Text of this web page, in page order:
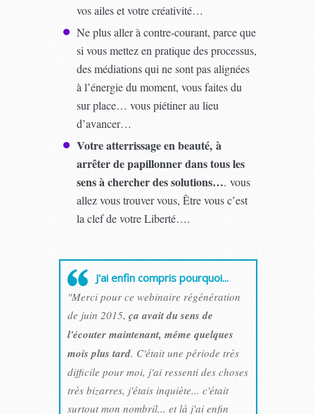
vos ailes et votre créativité…
Ne plus aller à contre-courant, parce que
si vous mettez en pratique des processus,
des médiations qui ne sont pas alignées
à l’énergie du moment, vous faites du
sur place… vous piétiner au lieu
d’avancer…
Votre atterrissage en beauté, à
arrêter de papillonner dans tous les
sens à chercher des solutions…. vous
allez vous trouver vous, Être vous c’est
la clef de votre Liberté….
J'ai enfin compris pourquoi...
"Merci pour ce webinaire régénération
de juin 2015, ça avait du sens de
l'écouter maintenant, même quelques
mois plus tard. C'était une période très
difficile pour moi, j'ai ressenti des choses
très bizarres, j'étais inquiète... c'était
surtout mon nombril... et là j'ai enfin